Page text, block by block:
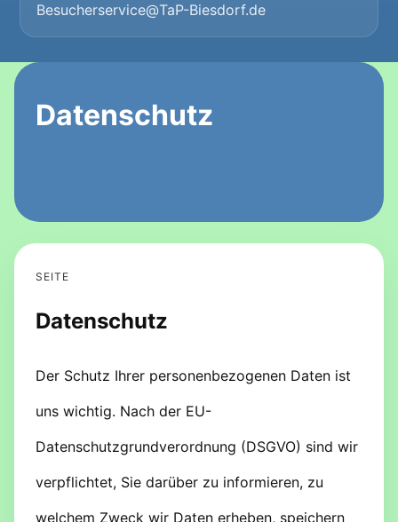
Besucherservice@TaP-Biesdorf.de
Datenschutz
SEITE
Datenschutz
Der Schutz Ihrer personenbezogenen Daten ist
uns wichtig. Nach der EU-
Datenschutzgrundverordnung (DSGVO) sind wir
verpflichtet, Sie darüber zu informieren, zu
welchem Zweck wir Daten erheben, speichern